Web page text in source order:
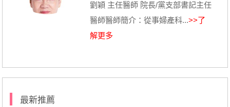
劉穎 主任醫師 院長/黨支部書記主任
醫師醫師簡介：從事婦產科...>>了
解更多
最新推薦